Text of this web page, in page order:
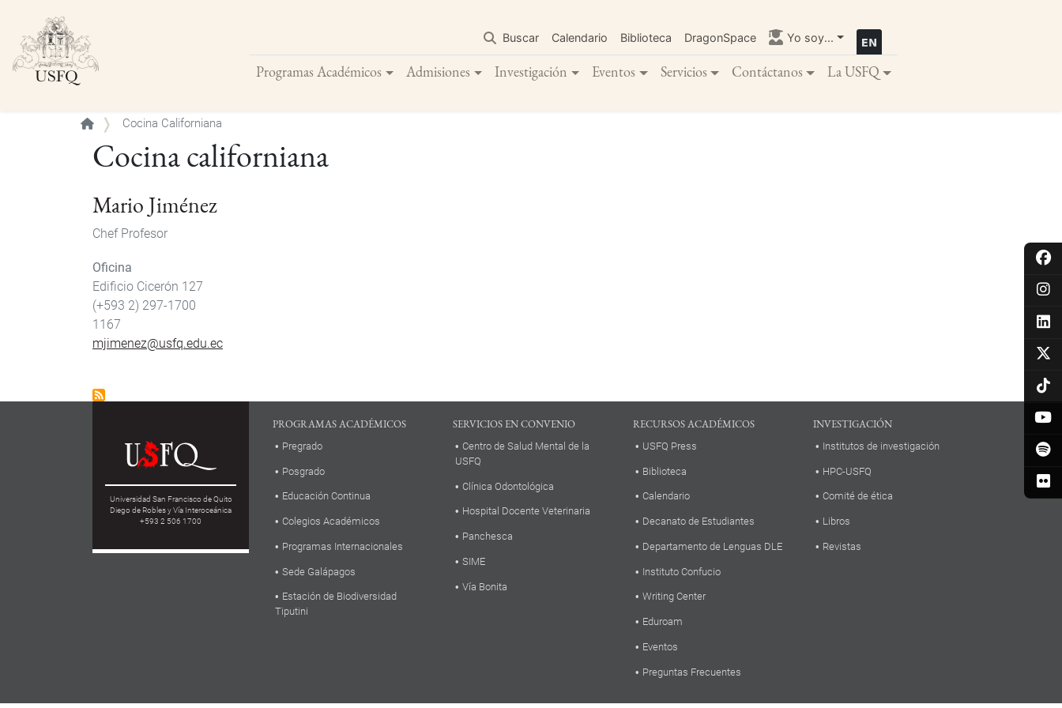
contenido
principal
Buscar Calendario Biblioteca DragonSpace Yo soy...
Programas Académicos Admisiones Investigación Eventos Servicios Contáctanos La USFQ
Buscar
Cocina Californiana
Cocina californiana
Mario Jiménez
Chef Profesor
Oficina
Edificio Cicerón 127
(+593 2) 297-1700
1167
mjimenez@usfq.edu.ec
Universidad San Francisco de Quito
Diego de Robles y Vía Interoceánica
+593 2 506 1700
PROGRAMAS ACADÉMICOS
Pregrado
Posgrado
Educación Continua
Colegios Académicos
Programas Internacionales
Sede Galápagos
Estación de Biodiversidad
Tiputini
SERVICIOS EN CONVENIO
Centro de Salud Mental de la
USFQ
Clínica Odontológica
Hospital Docente Veterinaria
Panchesca
SIME
Vía Bonita
RECURSOS ACADÉMICOS
USFQ Press
Biblioteca
Calendario
Decanato de Estudiantes
Departamento de Lenguas DLE
Instituto Confucio
Writing Center
Eduroam
Eventos
Preguntas Frecuentes
INVESTIGACIÓN
Institutos de investigación
HPC-USFQ
Comité de ética
Libros
Revistas